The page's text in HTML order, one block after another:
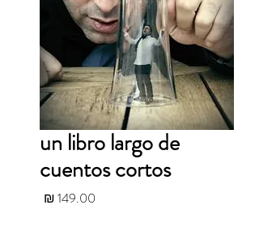
un libro largo de
cuentos cortos